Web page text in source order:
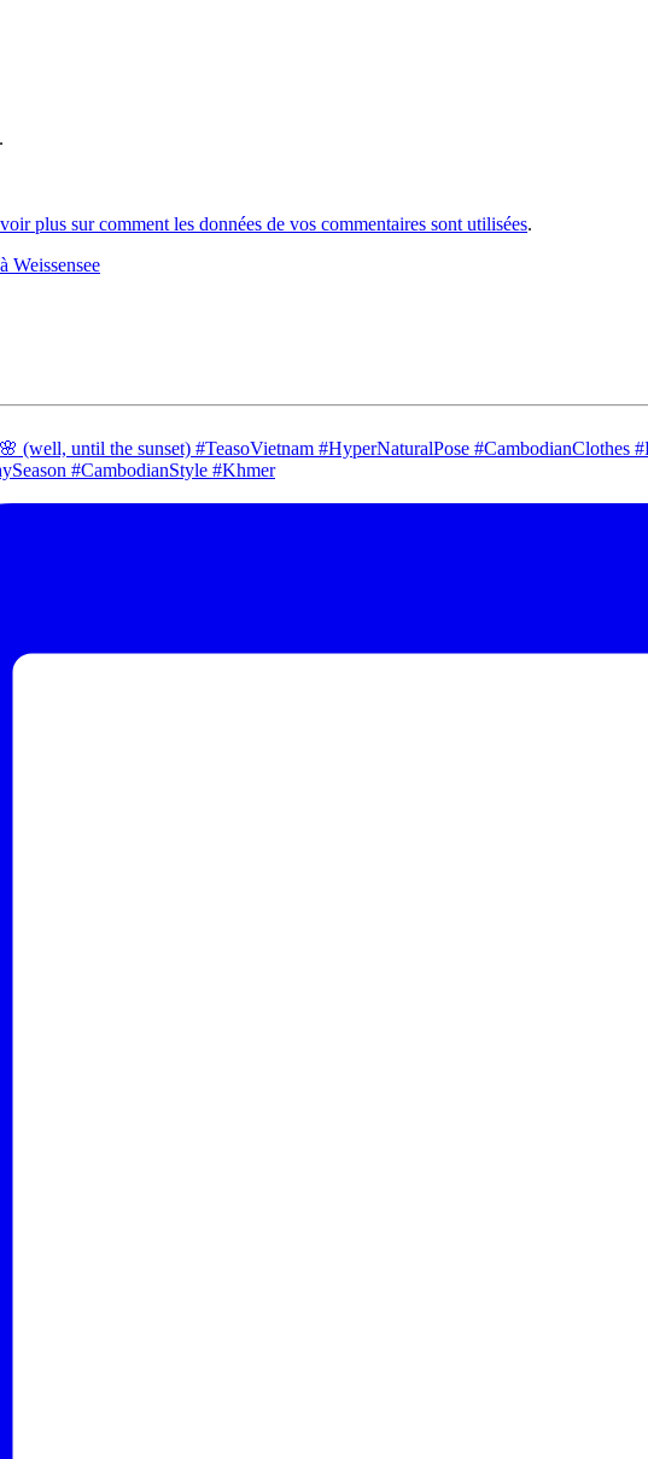
plus sur comment les données de vos commentaires sont utilisées.
Weissensee